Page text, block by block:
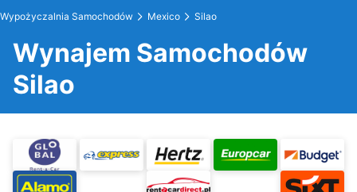
Wypożyczalnia Samochodów Mexico Silao
Wynajem Samochodów
Silao